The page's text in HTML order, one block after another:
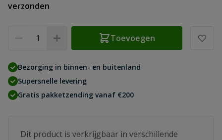
verzonden
Toevoegen
Bezorging in binnen- en buitenland
Supersnelle levering
Gratis pakketzending vanaf €200
Dit product is verkrijgbaar in verschillende